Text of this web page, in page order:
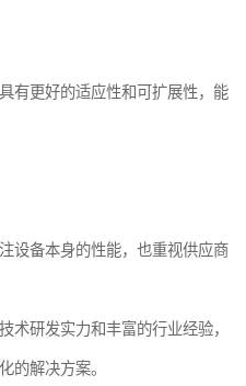
有更好的适应性和可扩展性，能
设备本身的性能，也重视供应商
术研发实力和丰富的行业经验，
的解决方案。